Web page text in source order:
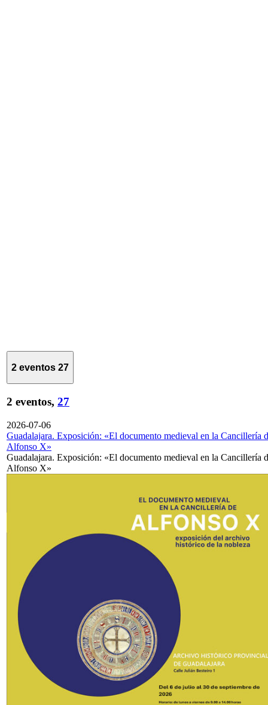
2 eventos 27
2 eventos, 27
2026-07-06
Guadalajara. Exposición: «El documento medieval en la Cancillería
Alfonso X»
Guadalajara. Exposición: «El documento medieval en la Cancillería
Alfonso X»